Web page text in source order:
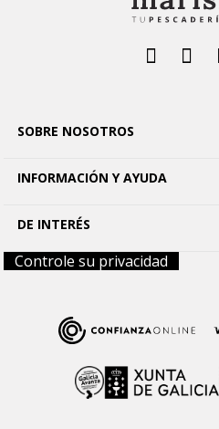
SOBRE NOSOTROS
INFORMACIÓN Y AYUDA
DE INTERÉS
Controle su privacidad